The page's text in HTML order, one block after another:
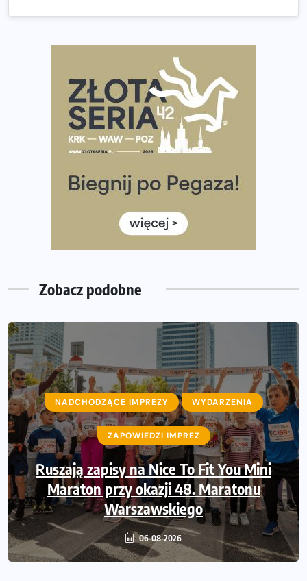
Praska 5k Run gospodarzem Mistrzostw Polski
Największy Bieg Powstania Warszawskiego w historii.
Ponad 12 tysięcy uczestników pobiegło dla Bohaterów!
Tętno vs tempo – czym kierować się w bieganiu?
Co ma dużo białka? Produkty, które warto włączyć do
Rozbiegany Olsztyn szykuje się na weekend z
Już w tę sobotę 35. Bieg Powstania Warszawskiego.
Wystartuje rekordowa liczba uczestników
35. Bieg Powstania Warszawskiego – praktyczny
poradnik przed startem
Zobacz podobne
NADCHODZĄCE IMPREZY WYDARZENIA
ZAPOWIEDZI IMPREZ
Ruszają zapisy na Nice To Fit You Mini
Maraton przy okazji 48. Maratonu
Warszawskiego
06-08-2026
NADCHODZĄCE IMPREZY WYDARZENIA
ZAPOWIEDZI IMPREZ
Sprawdzone trasy wracają! Poznaj
przebieg 43. Toruń Maratonu, 17. Toruń
Półmaratonu i biegu na 5 km
06-08-2026